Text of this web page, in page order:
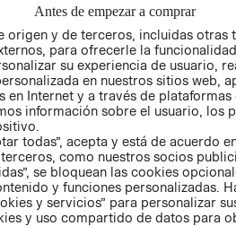
AVISO DE
PRIVACIDAD
GIFT CARD
AVISO DE
Antes de empezar a comprar
origen y de terceros, incluidas otras
para ofrecerle la
su experiencia de usuario,
en nuestros sitios web,
en Internet y a través de plataformas
información sobre el usuario, los
todas”, acepta y está de acuerdo
como nuestros socios
se bloquean las cookies
y funciones personalizadas.
y servicios” para personalizar
y uso compartido de datos para